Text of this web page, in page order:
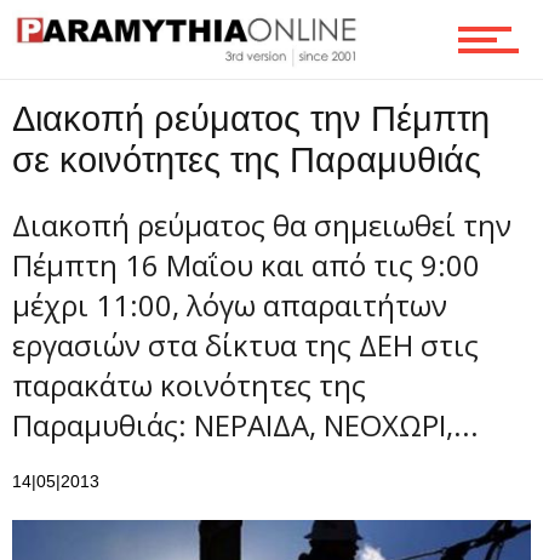
Οικονομία
Τεχνολογία
Ροή
Επικοινωνία
Διακοπή ρεύματος την Πέμπτη
σε κοινότητες της Παραμυθιάς
Διακοπή ρεύματος θα σημειωθεί την
Πέμπτη 16 Μαΐου και από τις 9:00
μέχρι 11:00, λόγω απαραιτήτων
εργασιών στα δίκτυα της ΔΕΗ στις
παρακάτω κοινότητες της
Παραμυθιάς: ΝΕΡΑΙΔΑ, ΝΕΟΧΩΡΙ,...
14|05|2013